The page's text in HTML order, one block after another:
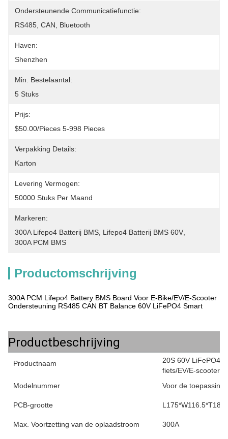
Ondersteunende Communicatiefunctie:
RS485, CAN, Bluetooth
Haven:
Shenzhen
Min. Bestelaantal:
5 Stuks
Prijs:
$50.00/pieces 5-998 Pieces
Verpakking Details:
Karton
Levering Vermogen:
50000 Stuks Per Maand
Markeren:
300A Lifepo4 Batterij BMS Lifepo4 Batterij BMS 60V
300A PCM BMS
Productomschrijving
300A PCM Lifepo4 Battery BMS Board Voor E-Bike/EV/E-Scooter
Ondersteuning RS485 CAN BT Balance 60V LiFePO4 Smart
Productbeschrijving
Productnaam
20S 60V LiFePO4
fiets/EV/E-scooter
Modelnummer
Voor de toepassing
PCB-grootte
Max. Voortzetting van de oplaadstroom 300A